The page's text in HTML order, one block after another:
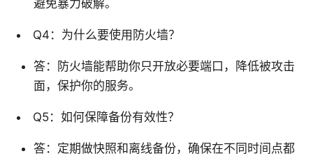
避免暴力破解。
Q4：为什么要使用防火墙？
答：防火墙能帮助你只开放必要端口，降低被攻击
面，保护你的服务。
Q5：如何保障备份有效性？
答：定期做快照和离线备份，确保在不同时间点都